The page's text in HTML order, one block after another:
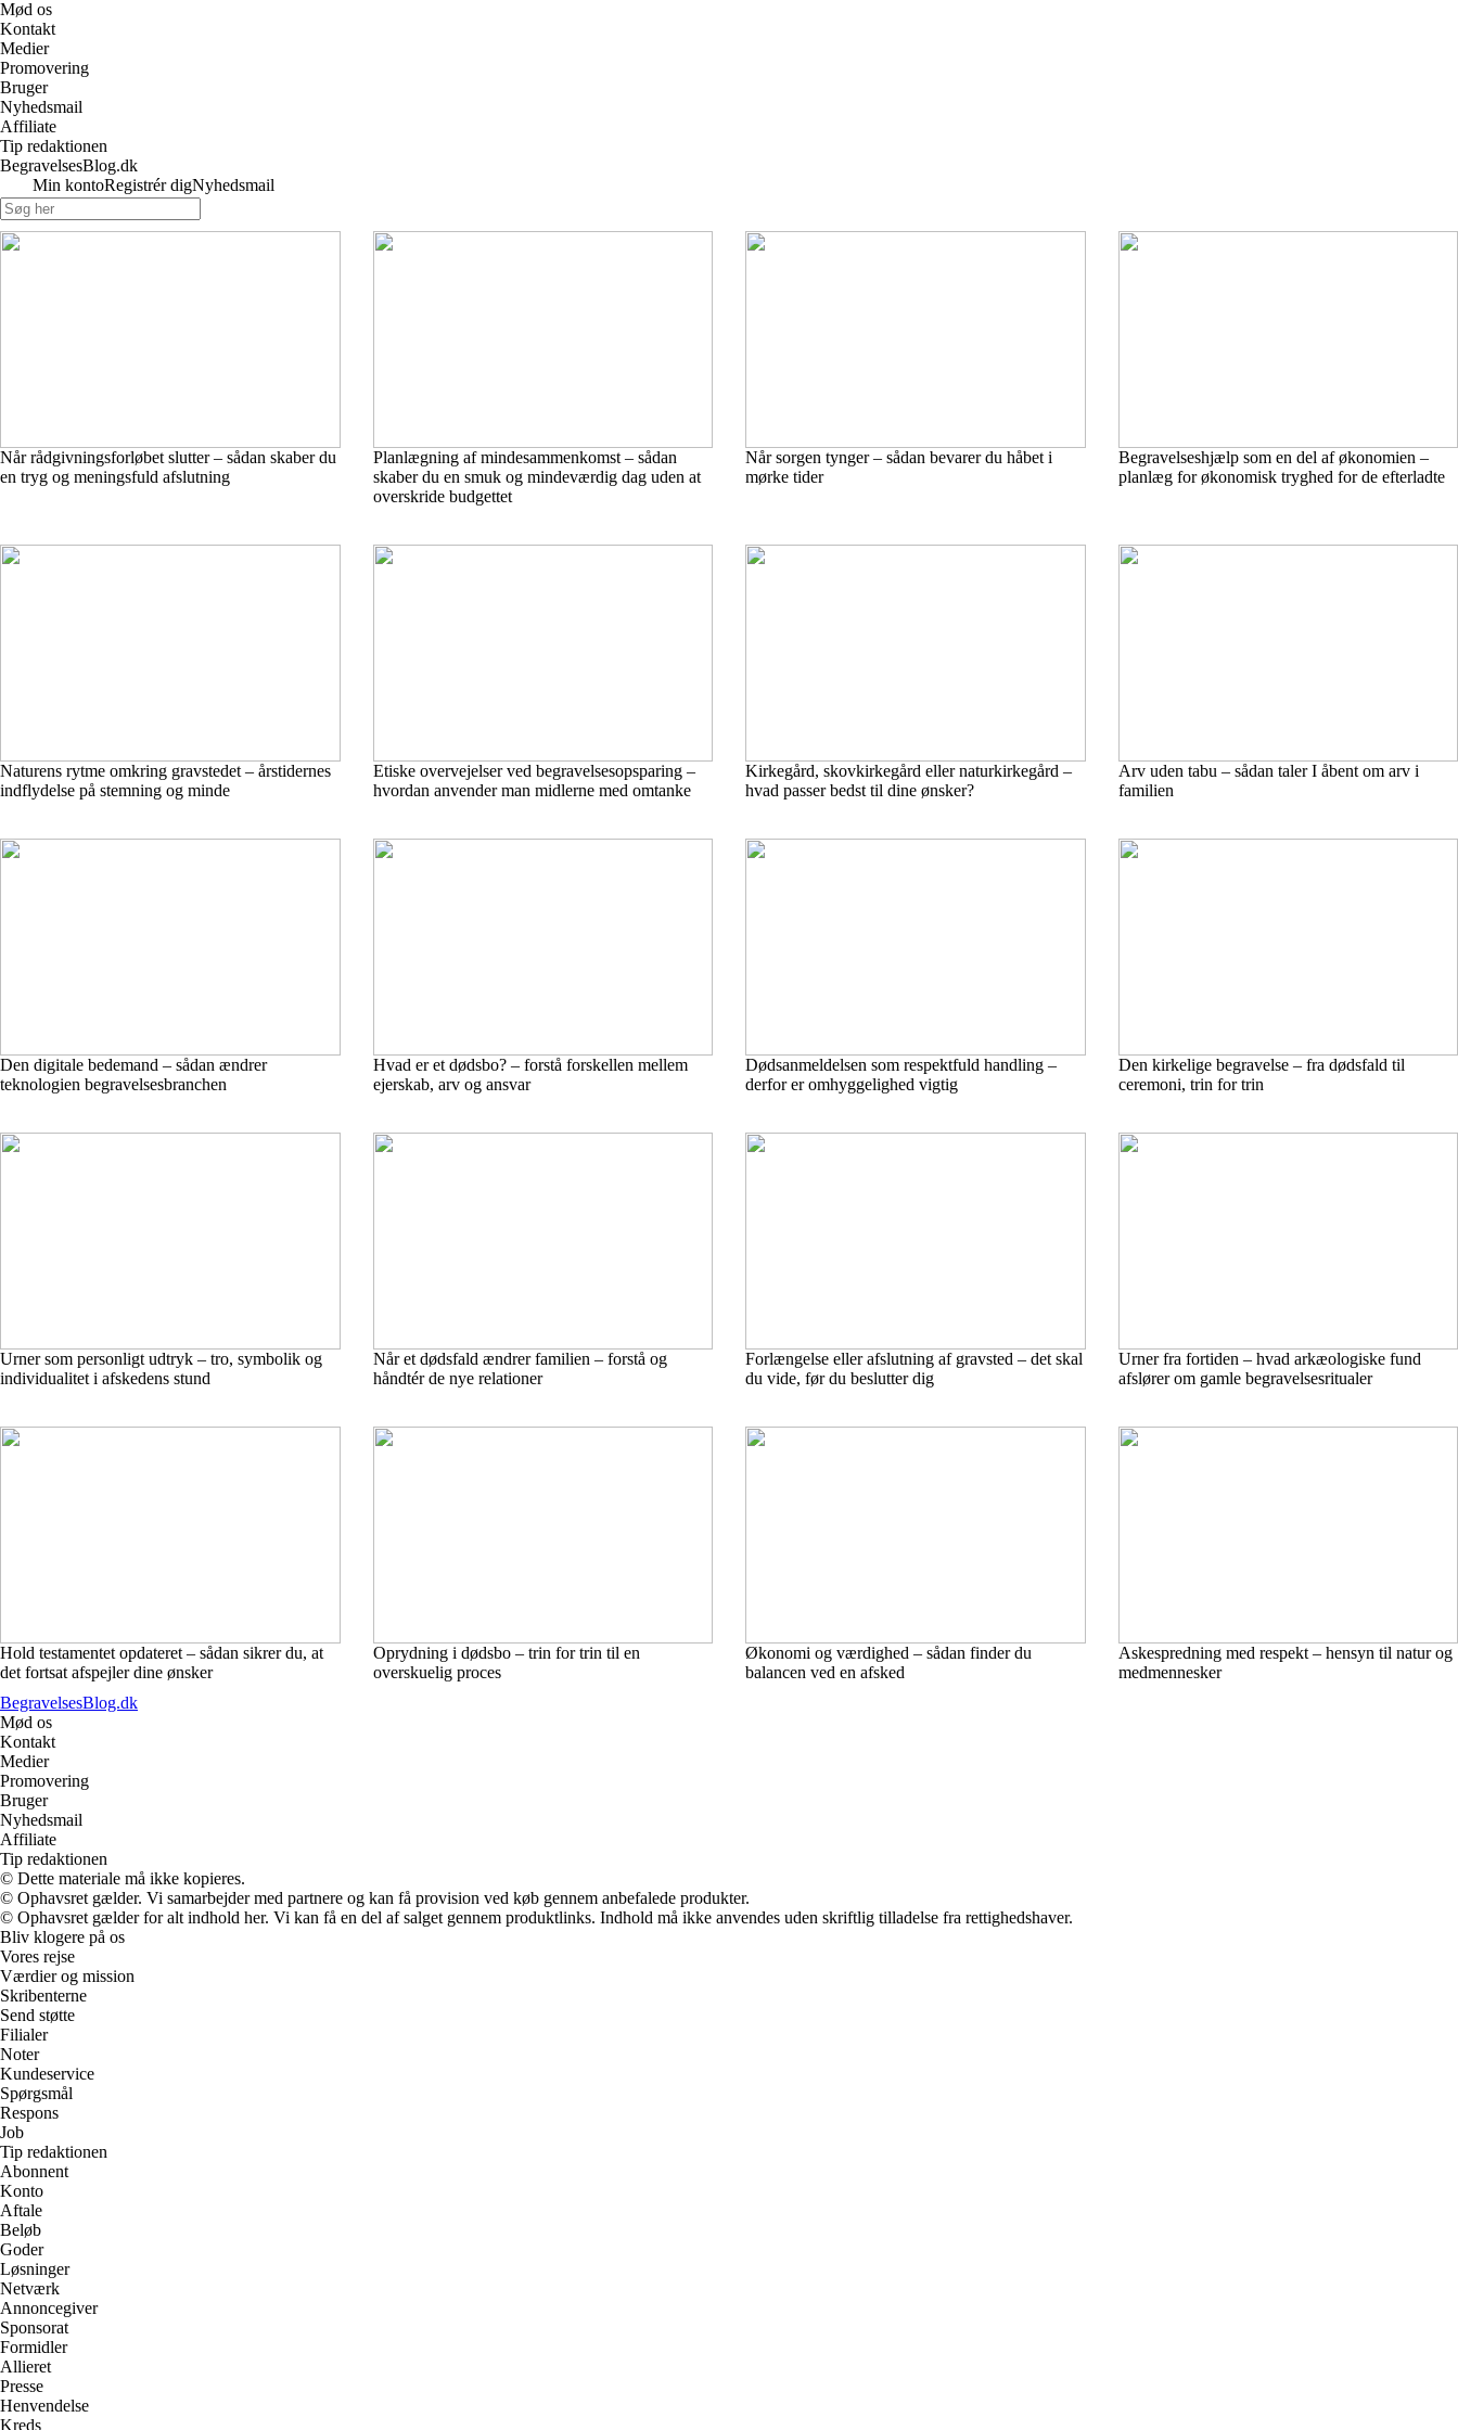
Mød os
Kontakt
Medier
Promovering
Bruger
Nyhedsmail
Affiliate
Tip redaktionen
BegravelsesBlog.dk
Min kontoRegistrér digNyhedsmail
Når rådgivningsforløbet slutter – sådan skaber du
en tryg og meningsfuld afslutning
Planlægning af mindesammenkomst – sådan
skaber du en smuk og mindeværdig dag uden at
overskride budgettet
Når sorgen tynger – sådan bevarer du håbet i
mørke tider
Begravelseshjælp som en del af økonomien –
planlæg for økonomisk tryghed for de efterladte
Naturens rytme omkring gravstedet – årstidernes
indflydelse på stemning og minde
Etiske overvejelser ved begravelsesopsparing –
hvordan anvender man midlerne med omtanke
Kirkegård, skovkirkegård eller naturkirkegård –
hvad passer bedst til dine ønsker?
Arv uden tabu – sådan taler I åbent om arv i
familien
Den digitale bedemand – sådan ændrer
teknologien begravelsesbranchen
Hvad er et dødsbo? – forstå forskellen mellem
ejerskab, arv og ansvar
Dødsanmeldelsen som respektfuld handling –
derfor er omhyggelighed vigtig
Den kirkelige begravelse – fra dødsfald til
ceremoni, trin for trin
Urner som personligt udtryk – tro, symbolik og
individualitet i afskedens stund
Når et dødsfald ændrer familien – forstå og
håndtér de nye relationer
Forlængelse eller afslutning af gravsted – det skal
du vide, før du beslutter dig
Urner fra fortiden – hvad arkæologiske fund
afslører om gamle begravelsesritualer
Hold testamentet opdateret – sådan sikrer du, at
det fortsat afspejler dine ønsker
Oprydning i dødsbo – trin for trin til en
overskuelig proces
Økonomi og værdighed – sådan finder du
balancen ved en afsked
Askespredning med respekt – hensyn til natur og
medmennesker
BegravelsesBlog.dk
Mød os
Kontakt
Medier
Promovering
Bruger
Nyhedsmail
Affiliate
Tip redaktionen
© Dette materiale må ikke kopieres.
© Ophavsret gælder. Vi samarbejder med partnere og kan få provision ved køb gennem anbefalede produkter.
© Ophavsret gælder for alt indhold her. Vi kan få en del af salget gennem produktlinks. Indhold må ikke anvendes uden skriftlig tilladelse fra rettighedshaver.
Bliv klogere på os
Vores rejse
Værdier og mission
Skribenterne
Send støtte
Filialer
Noter
Kundeservice
Spørgsmål
Respons
Job
Tip redaktionen
Abonnent
Konto
Aftale
Beløb
Goder
Løsninger
Netværk
Annoncegiver
Sponsorat
Formidler
Allieret
Presse
Henvendelse
Kreds